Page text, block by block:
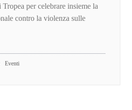
per celebrare insieme la
contro la violenza sulle
Eventi